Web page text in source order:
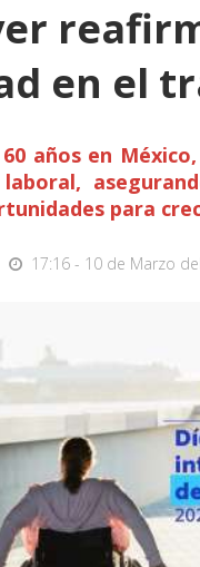
en el
años en
para
17:16 - 10 de Marzo